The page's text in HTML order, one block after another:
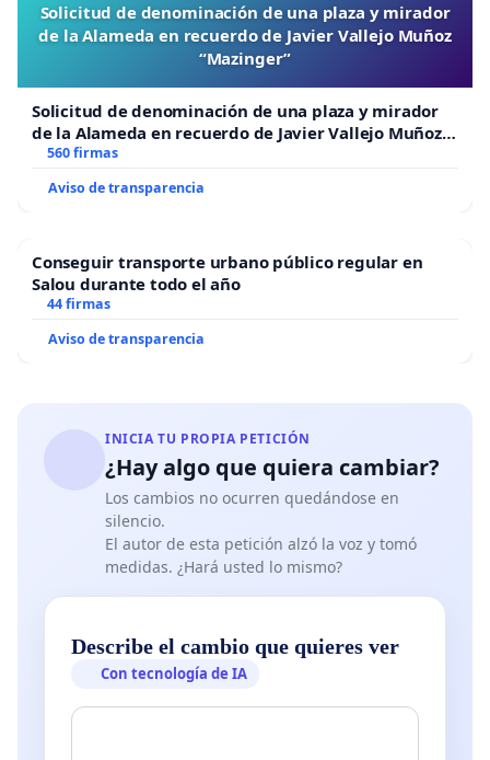
Solicitud de denominación de una plaza y mirador
de la Alameda en recuerdo de Javier Vallejo Muñoz
“Mazinger”
Solicitud de denominación de una plaza y mirador
de la Alameda en recuerdo de Javier Vallejo Muñoz
“Mazinger”
560 firmas
Aviso de transparencia
Conseguir transporte urbano público regular en
Salou durante todo el año
44 firmas
Aviso de transparencia
INICIA TU PROPIA PETICIÓN
¿Hay algo que quiera cambiar?
Los cambios no ocurren quedándose en
silencio.
El autor de esta petición alzó la voz y tomó
medidas. ¿Hará usted lo mismo?
Describe el cambio que quieres ver
Con tecnología de IA